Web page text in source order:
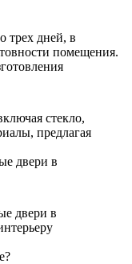
трех дней, в
помещения.
стекло,
предлагая
двери в
двери в